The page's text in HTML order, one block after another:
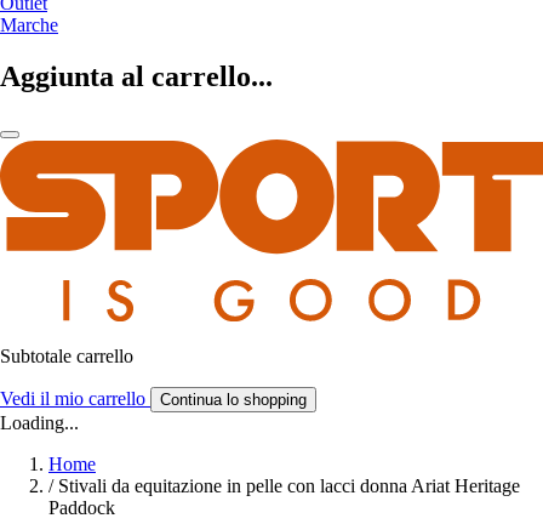
Marche
Aggiunta al carrello...
Subtotale carrello
Vedi il mio carrello Continua lo shopping
Loading...
Home
/ Stivali da equitazione in pelle con lacci donna Ariat Heritage
Paddock